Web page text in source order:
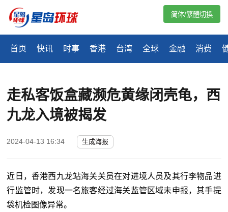
首页 快讯 时事 香港 台湾 全球 金融 消费
简体/繁體切換
走私客饭盒藏濒危黄缘闭壳龟，西
九龙入境被揭发
2024-04-13 16:34 生成海报
近日，香港西九龙站海关关员在对进境人员及其行李物品进
行监管时，发现一名旅客经过海关监管区域未申报，其手提
袋机检图像异常。